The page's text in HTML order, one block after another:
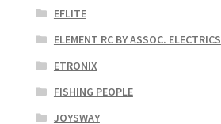
EFLITE
ELEMENT RC BY ASSOC. ELECTRICS
ETRONIX
FISHING PEOPLE
JOYSWAY